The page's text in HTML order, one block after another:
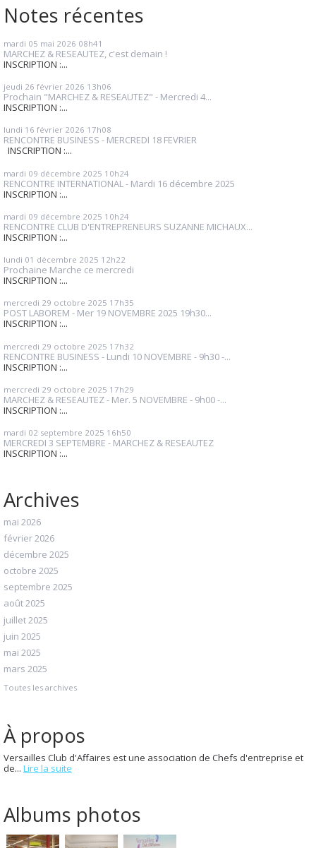
Notes récentes
mardi 05 mai 2026 08h41
MARCHEZ & RESEAUTEZ, c'est demain !
INSCRIPTION :...
jeudi 26 février 2026 13h06
Prochain "MARCHEZ & RESEAUTEZ" - Mercredi 4...
INSCRIPTION :...
lundi 16 février 2026 17h08
RENCONTRE BUSINESS - MERCREDI 18 FEVRIER
INSCRIPTION :...
mardi 09 décembre 2025 10h24
RENCONTRE INTERNATIONAL - Mardi 16 décembre 2025
INSCRIPTION :...
mardi 09 décembre 2025 10h24
RENCONTRE CLUB D'ENTREPRENEURS SUZANNE MICHAUX...
INSCRIPTION :...
lundi 01 décembre 2025 12h22
Prochaine Marche ce mercredi
INSCRIPTION :...
mercredi 29 octobre 2025 17h35
POST LABOREM - Mer 19 NOVEMBRE 2025 19h30...
INSCRIPTION :...
mercredi 29 octobre 2025 17h32
RENCONTRE BUSINESS - Lundi 10 NOVEMBRE - 9h30 -...
INSCRIPTION :...
mercredi 29 octobre 2025 17h29
MARCHEZ & RESEAUTEZ - Mer. 5 NOVEMBRE - 9h00 -...
INSCRIPTION :...
mardi 02 septembre 2025 16h50
MERCREDI 3 SEPTEMBRE - MARCHEZ & RESEAUTEZ
INSCRIPTION :...
Archives
mai 2026
février 2026
décembre 2025
octobre 2025
septembre 2025
août 2025
juillet 2025
juin 2025
mai 2025
mars 2025
Toutes les archives
À propos
Versailles Club d'Affaires est une association de Chefs d'entreprise et
de... Lire la suite
Albums photos